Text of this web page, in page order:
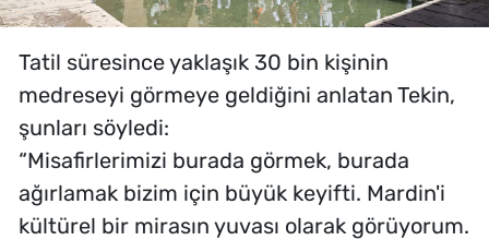
Tatil süresince yaklaşık 30 bin kişinin
medreseyi görmeye geldiğini anlatan Tekin,
şunları söyledi:
“Misafirlerimizi burada görmek, burada
ağırlamak bizim için büyük keyifti. Mardin'i
kültürel bir mirasın yuvası olarak görüyorum.